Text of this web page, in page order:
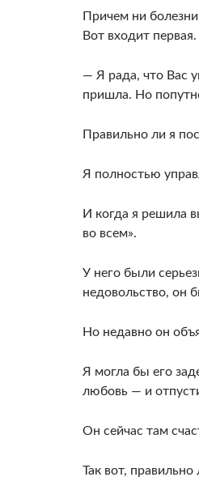
Причем ни
Вот входит первая.
— Я рада, что Вас
при­шла. Но
Правильно ли я
Я полностью
И когда я решила
во всем».
У него были
недоволь­ство, он
Но недавно он
Я могла бы его
любовь — и
Он сейчас там
Так вот, правильно